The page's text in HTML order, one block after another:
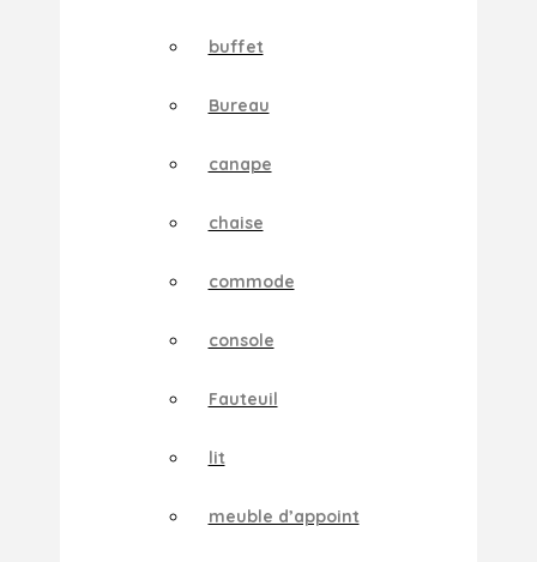
buffet
Bureau
canape
chaise
commode
console
Fauteuil
lit
meuble d’appoint